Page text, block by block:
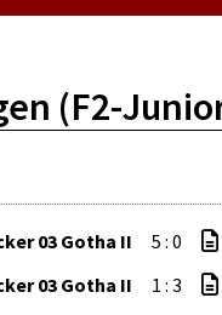
(F2-
03 Gotha II 5 : 0
03 Gotha II 1 : 3